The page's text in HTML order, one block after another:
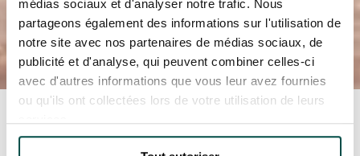
médias sociaux et d'analyser notre trafic. Nous
partageons également des informations sur l'utilisation de
notre site avec nos partenaires de médias sociaux, de
publicité et d'analyse, qui peuvent combiner celles-ci
avec d'autres informations que vous leur avez fournies
ou qu'ils ont collectées lors de votre utilisation de leurs
Accueil Toutes les actualités
famille
Idées d'activités à faire avec vos enfants à la
rentrée